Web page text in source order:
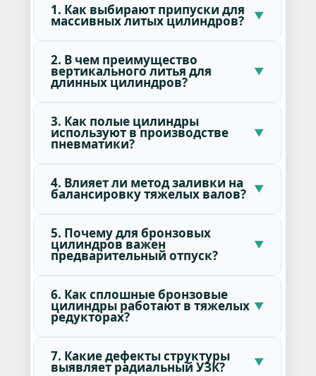
1. Как выбирают припуски для
массивных литых цилиндров?
2. В чем преимущество
вертикального литья для
длинных цилиндров?
3. Как полые цилиндры
используют в производстве
пневматики?
4. Влияет ли метод заливки на
балансировку тяжелых валов?
5. Почему для бронзовых
цилиндров важен
предварительный отпуск?
6. Как сплошные бронзовые
цилиндры работают в тяжелых
редукторах?
7. Какие дефекты структуры
выявляет радиальный УЗК?